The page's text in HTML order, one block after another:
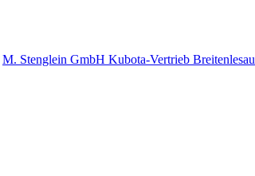
M. Stenglein GmbH Kubota-Vertrieb Breitenlesau